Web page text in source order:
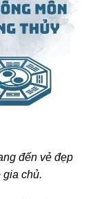
đến vẻ đẹp
gia chủ.